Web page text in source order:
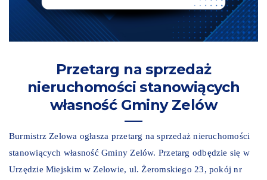
Przetarg na sprzedaż
nieruchomości stanowiących
własność Gminy Zelów
Burmistrz Zelowa ogłasza przetarg na sprzedaż nieruchomości
stanowiących własność Gminy Zelów. Przetarg odbędzie się w
Urzędzie Miejskim w Zelowie, ul. Żeromskiego 23, pokój nr